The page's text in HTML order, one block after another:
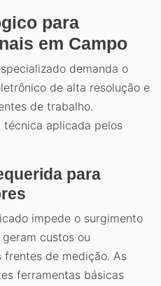
para
em Campo
demanda o
de alta resolução e
de trabalho.
técnica aplicada pelos
para
impede o surgimento
custos ou
frentes de medição. As
ferramentas básicas